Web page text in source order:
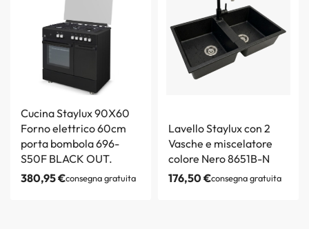
Cucina Staylux 90X60
Forno elettrico 60cm
porta bombola 696-
S50F BLACK OUT.
380,95€consegna gratuita
Lavello Staylux con 2
Vasche e miscelatore
colore Nero 8651B-N
176,50€consegna gratuita